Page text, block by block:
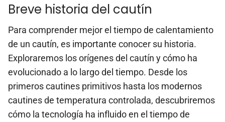
Breve historia del cautín
Para comprender mejor el tiempo de calentamiento
de un cautín, es importante conocer su historia.
Exploraremos los orígenes del cautín y cómo ha
evolucionado a lo largo del tiempo. Desde los
primeros cautines primitivos hasta los modernos
cautines de temperatura controlada, descubriremos
cómo la tecnología ha influido en el tiempo de